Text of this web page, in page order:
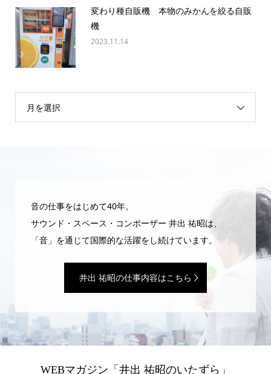
変わり種自販機 本物のみかんを絞る自販
機
2023.11.14
月を選択
音の仕事をはじめて40年。
サウンド・スペース・コンポーザー 井出 祐昭は、
「音」を通じて国際的な活躍をし続けています。
井出 祐昭の仕事内容はこちら
WEBマガジン「井出 祐昭のいたずら」